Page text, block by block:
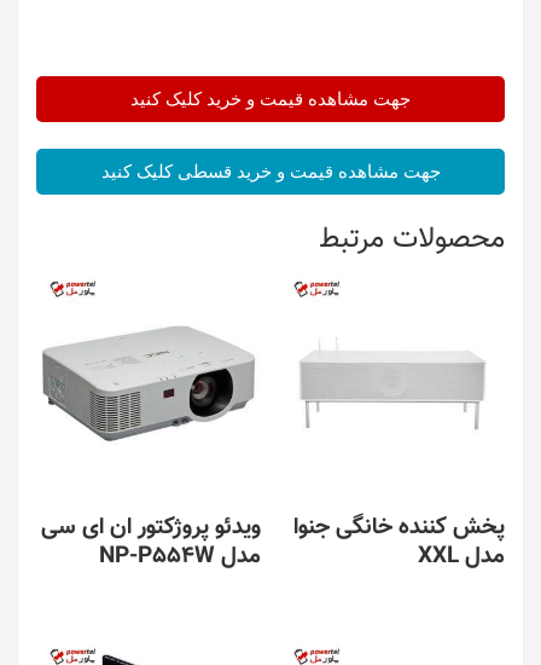
جهت مشاهده قیمت و خرید کلیک کنید
جهت مشاهده قیمت و خرید قسطی کلیک کنید
محصولات مرتبط
پخش کننده خانگی جنوا
مدل XXL
ویدئو پروژکتور ان ای سی
مدل NP-P554W